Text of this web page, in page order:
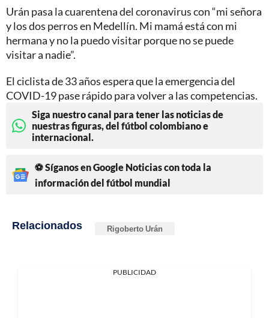
Urán pasa la cuarentena del coronavirus con “mi señora
y los dos perros en Medellín. Mi mamá está con mi
hermana y no la puedo visitar porque no se puede
visitar a nadie”.
El ciclista de 33 años espera que la emergencia del
COVID-19 pase rápido para volver a las competencias.
Siga nuestro canal para tener las noticias de
nuestras figuras, del fútbol colombiano e
internacional.
⚽ Síganos en Google Noticias con toda la
información del fútbol mundial
Relacionados Rigoberto Urán
PUBLICIDAD